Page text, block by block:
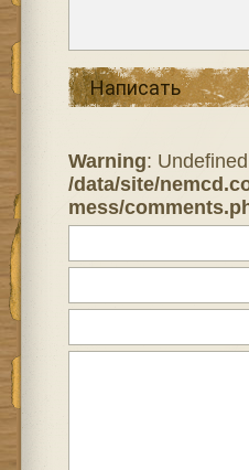
Написать
Warning:
/data/site/
mess/